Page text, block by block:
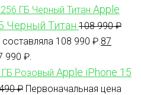
Apple
Черный Титан 108 990₽
108 990 ₽. 87
990 ₽.
Apple iPhone 15
₽ Первоначальная цена